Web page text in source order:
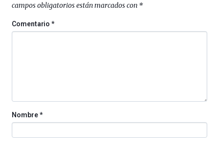
campos obligatorios están marcados con *
Comentario*
Nombre*